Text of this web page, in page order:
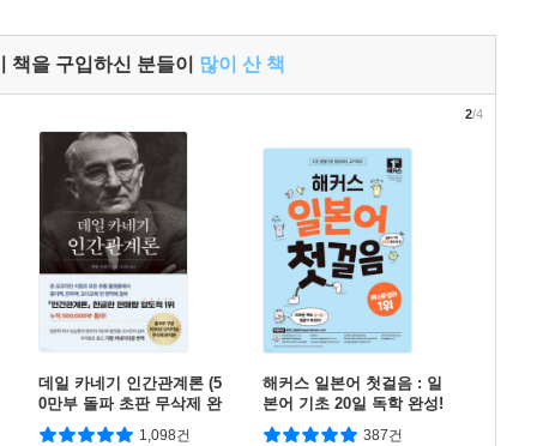
책을 구입하신 분들이 많이 산 책
데일 카네기 인간관계론 (5
0만부 돌파 초판 무삭제 완
역본)
1,098건
해커스 일본어 첫걸음 : 일
본어 기초 20일 독학 완성!
387건
2/4